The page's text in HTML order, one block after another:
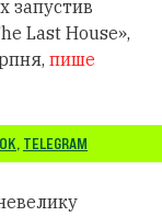
запустив
Last House»,
пише
, TELEGRAM